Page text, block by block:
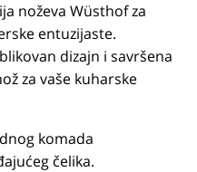
noževa Wüsthof za
entuzijaste.
dizajn i savršena
za vaše kuharske
komada
čelika.